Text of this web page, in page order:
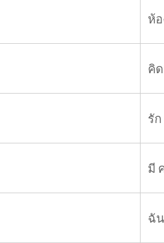
ห้
คิ
รัก
มี
ฉั